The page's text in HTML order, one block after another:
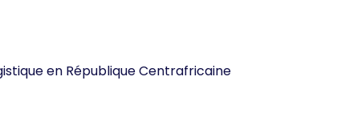
en République Centrafricaine